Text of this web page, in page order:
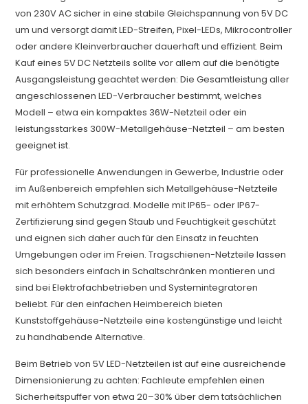
von 230V AC sicher in eine stabile Gleichspannung von 5V DC
um und versorgt damit LED-Streifen, Pixel-LEDs, Mikrocontroller
oder andere Kleinverbraucher dauerhaft und effizient. Beim
Kauf eines 5V DC Netzteils sollte vor allem auf die benötigte
Ausgangsleistung geachtet werden: Die Gesamtleistung aller
angeschlossenen LED-Verbraucher bestimmt, welches
Modell – etwa ein kompaktes 36W-Netzteil oder ein
leistungsstarkes 300W-Metallgehäuse-Netzteil – am besten
geeignet ist.
Für professionelle Anwendungen in Gewerbe, Industrie oder
im Außenbereich empfehlen sich Metallgehäuse-Netzteile
mit erhöhtem Schutzgrad. Modelle mit IP65- oder IP67-
Zertifizierung sind gegen Staub und Feuchtigkeit geschützt
und eignen sich daher auch für den Einsatz in feuchten
Umgebungen oder im Freien. Tragschienen-Netzteile lassen
sich besonders einfach in Schaltschränken montieren und
sind bei Elektrofachbetrieben und Systemintegratoren
beliebt. Für den einfachen Heimbereich bieten
Kunststoffgehäuse-Netzteile eine kostengünstige und leicht
zu handhabende Alternative.
Beim Betrieb von 5V LED-Netzteilen ist auf eine ausreichende
Dimensionierung zu achten: Fachleute empfehlen einen
Sicherheitspuffer von etwa 20–30% über dem tatsächlichen